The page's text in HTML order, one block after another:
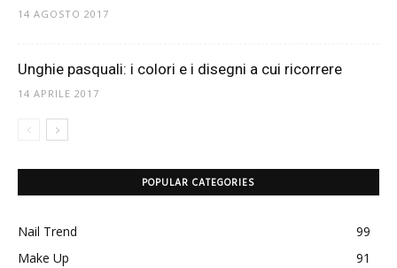
14 AGOSTO 2017
Unghie pasquali: i colori e i disegni a cui ricorrere
14 APRILE 2017
POPULAR CATEGORIES
Nail Trend
99
Make Up
91